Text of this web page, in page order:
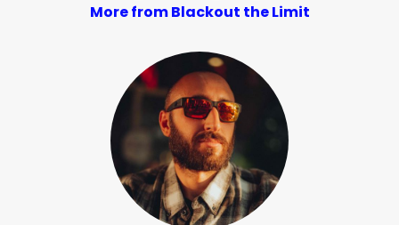
More from Blackout the Limit